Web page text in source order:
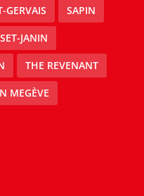
GERVAIS SAPIN
JANIN
THE REVENANT
MEGÈVE